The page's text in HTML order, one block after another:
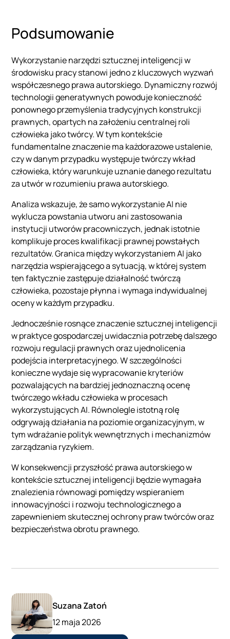
Podsumowanie
Wykorzystanie narzędzi sztucznej inteligencji w
środowisku pracy stanowi jedno z kluczowych wyzwań
współczesnego prawa autorskiego. Dynamiczny rozwój
technologii generatywnych powoduje konieczność
ponownego przemyślenia tradycyjnych konstrukcji
prawnych, opartych na założeniu centralnej roli
człowieka jako twórcy. W tym kontekście
fundamentalne znaczenie ma każdorazowe ustalenie,
czy w danym przypadku występuje twórczy wkład
człowieka, który warunkuje uznanie danego rezultatu
za utwór w rozumieniu prawa autorskiego.
Analiza wskazuje, że samo wykorzystanie AI nie
wyklucza powstania utworu ani zastosowania
instytucji utworów pracowniczych, jednak istotnie
komplikuje proces kwalifikacji prawnej powstałych
rezultatów. Granica między wykorzystaniem AI jako
narzędzia wspierającego a sytuacją, w której system
ten faktycznie zastępuje działalność twórczą
człowieka, pozostaje płynna i wymaga indywidualnej
oceny w każdym przypadku.
Jednocześnie rosnące znaczenie sztucznej inteligencji
w praktyce gospodarczej uwidacznia potrzebę dalszego
rozwoju regulacji prawnych oraz ujednolicenia
podejścia interpretacyjnego. W szczególności
konieczne wydaje się wypracowanie kryteriów
pozwalających na bardziej jednoznaczną ocenę
twórczego wkładu człowieka w procesach
wykorzystujących AI. Równolegle istotną rolę
odgrywają działania na poziomie organizacyjnym, w
tym wdrażanie polityk wewnętrznych i mechanizmów
zarządzania ryzykiem.
W konsekwencji przyszłość prawa autorskiego w
kontekście sztucznej inteligencji będzie wymagała
znalezienia równowagi pomiędzy wspieraniem
innowacyjności i rozwoju technologicznego a
zapewnieniem skutecznej ochrony praw twórców oraz
bezpieczeństwa obrotu prawnego.
Suzana Zatoń
12 maja 2026